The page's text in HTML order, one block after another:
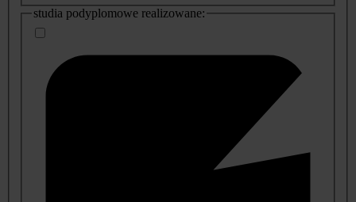
studia podyplomowe realizowane: